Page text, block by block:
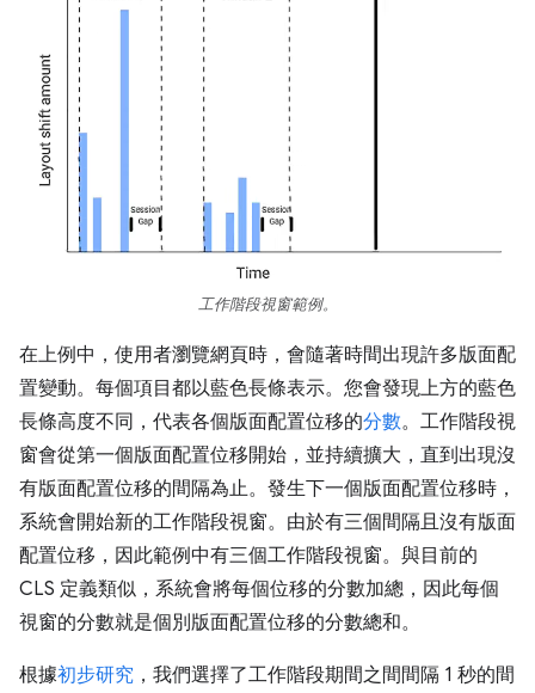
工作階段視窗範例。
在上例中，使用者瀏覽網頁時，會隨著時間出現許多版面配
置變動。每個項目都以藍色長條表示。您會發現上方的藍色
長條高度不同，代表各個版面配置位移的分數。工作階段視
窗會從第一個版面配置位移開始，並持續擴大，直到出現沒
有版面配置位移的間隔為止。發生下一個版面配置位移時，
系統會開始新的工作階段視窗。由於有三個間隔且沒有版面
配置位移，因此範例中有三個工作階段視窗。與目前的
CLS 定義類似，系統會將每個位移的分數加總，因此每個
視窗的分數就是個別版面配置位移的分數總和。
根據初步研究 ，我們選擇了工作階段期間之間間隔 1 秒的間